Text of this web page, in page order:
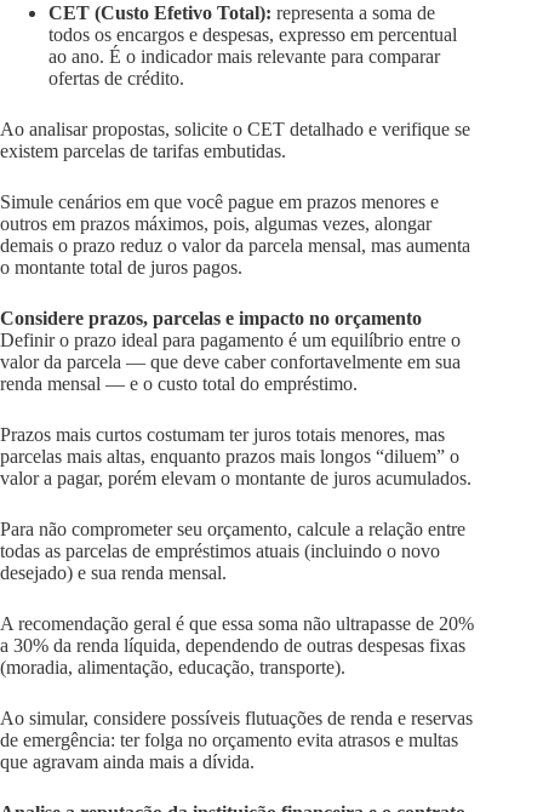
CET (Custo Efetivo Total): representa a soma de
todos os encargos e despesas, expresso em percentual
ao ano. É o indicador mais relevante para comparar
ofertas de crédito.
Ao analisar propostas, solicite o CET detalhado e verifique se
existem parcelas de tarifas embutidas.
Simule cenários em que você pague em prazos menores e
outros em prazos máximos, pois, algumas vezes, alongar
demais o prazo reduz o valor da parcela mensal, mas aumenta
o montante total de juros pagos.
Considere prazos, parcelas e impacto no orçamento
Definir o prazo ideal para pagamento é um equilíbrio entre o
valor da parcela — que deve caber confortavelmente em sua
renda mensal — e o custo total do empréstimo.
Prazos mais curtos costumam ter juros totais menores, mas
parcelas mais altas, enquanto prazos mais longos “diluem” o
valor a pagar, porém elevam o montante de juros acumulados.
Para não comprometer seu orçamento, calcule a relação entre
todas as parcelas de empréstimos atuais (incluindo o novo
desejado) e sua renda mensal.
A recomendação geral é que essa soma não ultrapasse de 20%
a 30% da renda líquida, dependendo de outras despesas fixas
(moradia, alimentação, educação, transporte).
Ao simular, considere possíveis flutuações de renda e reservas
de emergência: ter folga no orçamento evita atrasos e multas
que agravam ainda mais a dívida.